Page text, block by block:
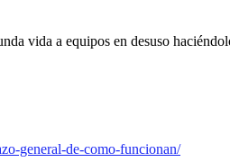
vida a equipos en desuso
general-de-como-funcionan/